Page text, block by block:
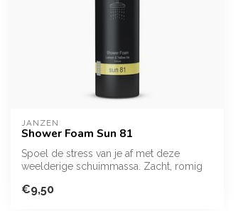
JANZEN
Shower Foam Sun 81
Spoel de stress van je af met deze
weelderige schuimmassa. Zacht, romig
€9,50